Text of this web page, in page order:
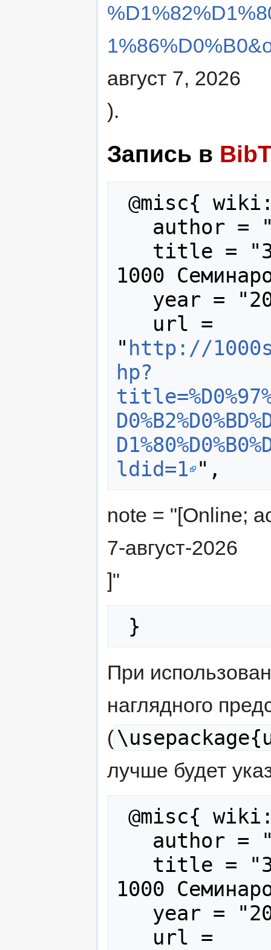
август 7, 2026
).
Запись в
1000
" http://
hp?
ldid=1
note = "[Online;
7-август-2026
]"
При
наглядного
(
лучше будет
1000